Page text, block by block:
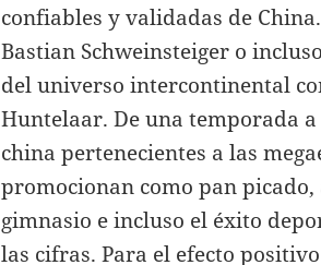
confiables y validadas de
Bastian Schweinsteiger o
del universo intercontinental
Huntelaar. De una temporada
china pertenecientes a las
promocionan como pan
gimnasio e incluso el éxito
las cifras. Para el efecto